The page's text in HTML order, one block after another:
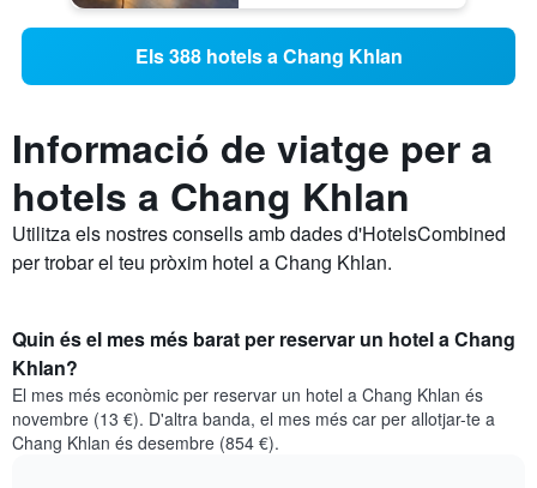
Els 388 hotels a Chang Khlan
Informació de viatge per a
hotels a Chang Khlan
Utilitza els nostres consells amb dades d'HotelsCombined
per trobar el teu pròxim hotel a Chang Khlan.
Quin és el mes més barat per reservar un hotel a Chang
Khlan?
El mes més econòmic per reservar un hotel a Chang Khlan és
novembre (13 €). D'altra banda, el mes més car per allotjar-te a
Chang Khlan és desembre (854 €).